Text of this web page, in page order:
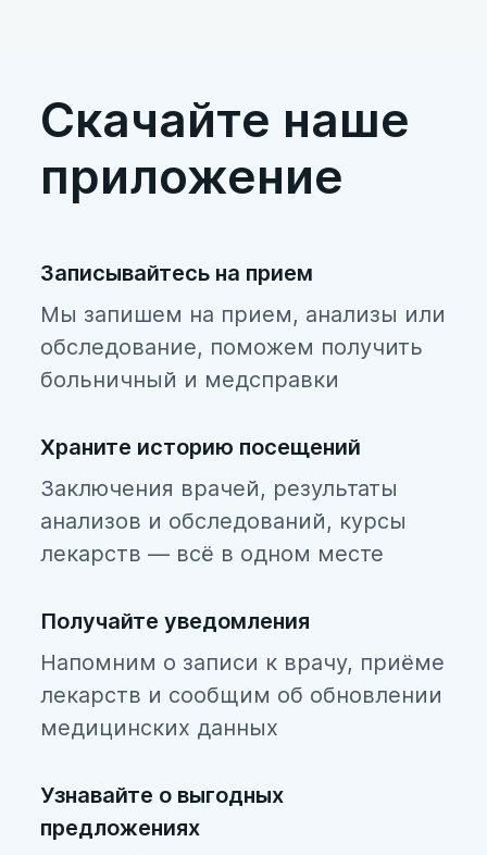
Скачайте наше
приложение
Записывайтесь на прием
Мы запишем на прием, анализы или
обследование, поможем получить
больничный и медсправки
Храните историю посещений
Заключения врачей, результаты
анализов и обследований, курсы
лекарств — всё в одном месте
Получайте уведомления
Напомним о записи к врачу, приёме
лекарств и сообщим об обновлении
медицинских данных
Узнавайте о выгодных
предложениях